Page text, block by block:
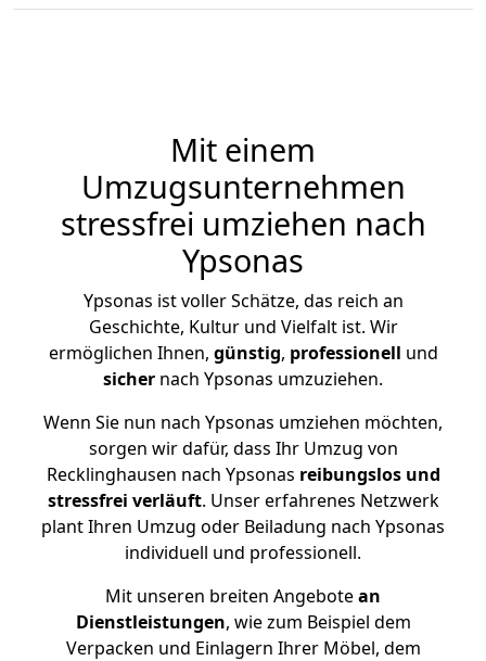
Mit einem
Umzugsunternehmen
stressfrei umziehen nach
Ypsonas
Ypsonas ist voller Schätze, das reich an
Geschichte, Kultur und Vielfalt ist. Wir
ermöglichen Ihnen, günstig, professionell und
sicher nach Ypsonas umzuziehen.
Wenn Sie nun nach Ypsonas umziehen möchten,
sorgen wir dafür, dass Ihr Umzug von
Recklinghausen nach Ypsonas reibungslos und
stressfrei verläuft. Unser erfahrenes Netzwerk
plant Ihren Umzug oder Beiladung nach Ypsonas
individuell und professionell.
Mit unseren breiten Angebotean
Dienstleistungen, wie zum Beispiel dem
Verpacken und Einlagern Ihrer Möbel, dem